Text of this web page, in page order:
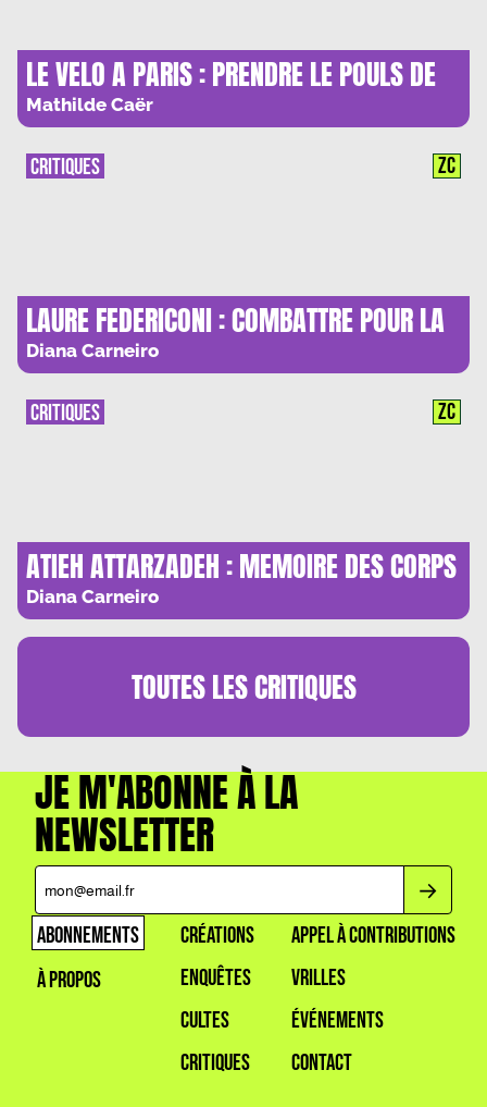
LE VELO A PARIS : PRENDRE LE POULS DE
LA VILLE
Mathilde Caër
LAURE FEDERICONI : COMBATTRE POUR LA
JUSTESSE
Diana Carneiro
CRITIQUES ZC
ATIEH ATTARZADEH : MEMOIRE DES CORPS
FACE A L’HISTOIRE
Diana Carneiro
CRITIQUES ZC
TOUTES LESCRITIQUES
JE M'ABONNE À LA
NEWSLETTER
ABONNEMENTS
À PROPOS
CRÉATIONS
ENQUÊTES
CULTES
CRITIQUES
APPEL À CONTRIBUTIONS
VRILLES
ÉVÉNEMENTS
CONTACT